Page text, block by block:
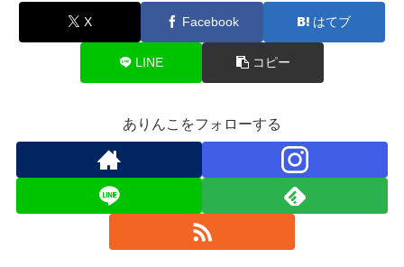
X Facebook はてブ
LINE コピー
ありんこをフォローする